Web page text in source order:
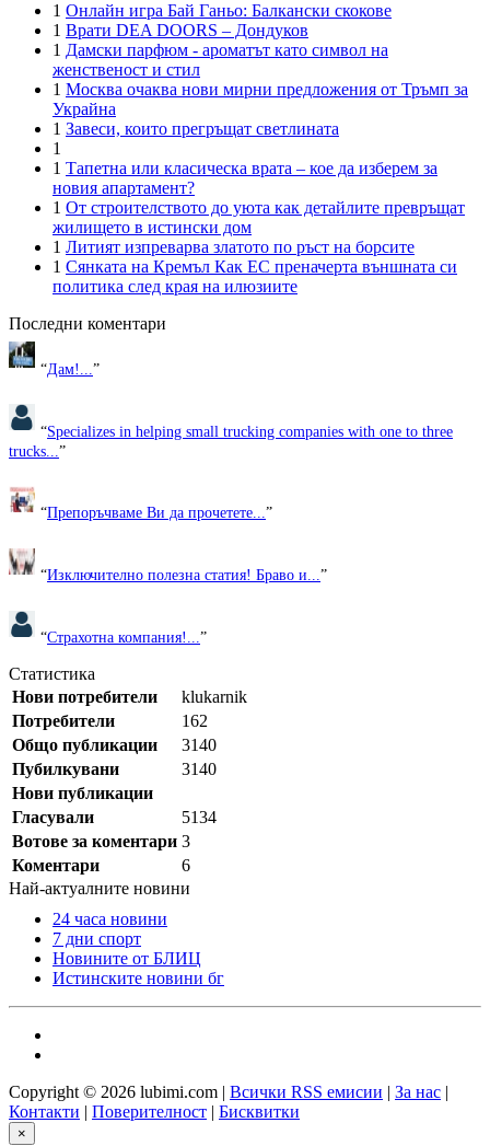
1 Онлайн игра Бай Ганьо: Балкански скокове
1 Врати DEA DOORS – Дондуков
1 Дамски парфюм - ароматът като символ на
женственост и стил
1 Москва очаква нови мирни предложения от Тръмп за
Украйна
1 Завеси, които прегръщат светлината
1
1 Тапетна или класическа врата – кое да изберем за
новия апартамент?
1 От строителството до уюта как детайлите превръщат
жилището в истински дом
1 Литият изпреварва златото по ръст на борсите
1 Сянката на Кремъл Как ЕС преначерта външната си
политика след края на илюзиите
Последни коментари
“Дам!... ”
“Specializes in helping small trucking companies with one to three
trucks... ”
“Препоръчваме Ви да прочетете...”
“Изключително полезна статия! Браво и... ”
“Страхотна компания!... ”
Статистика
Нови потребители
klukarnik
Потребители
162
Общо публикации
3140
Пубилкувани
3140
Нови публикации
Гласували
5134
Вотове за коментари 3
Коментари
6
Най-актуалните новини
24 часа новини
7 дни спорт
Новините от БЛИЦ
Истинските новини бг
Copyright © 2026 lubimi.com | Всички RSS емисии | За нас |
Контакти | Поверителност | Бисквитки
×